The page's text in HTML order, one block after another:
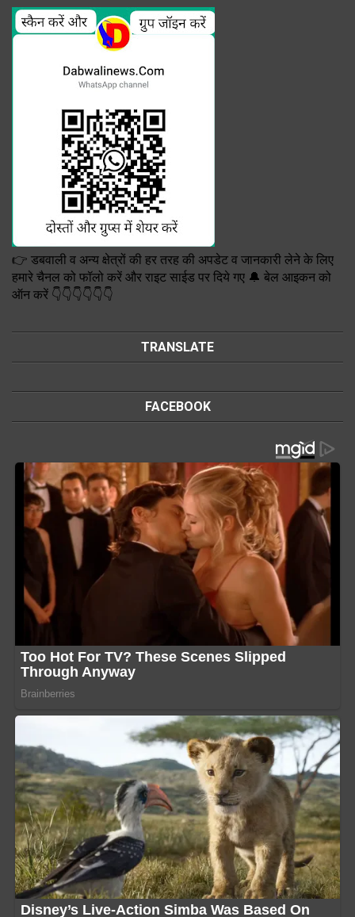
👉 डबवाली व अन्य क्षेत्रों की हर तरह की अपडेट व जानकारी लेने के लिए
हमारे चैनल को फॉलो करें और राइट साईड पर दिये गए 🔔 बेल आइकन को
ऑन करें 👇👇👇👇👇👇
TRANSLATE
FACEBOOK